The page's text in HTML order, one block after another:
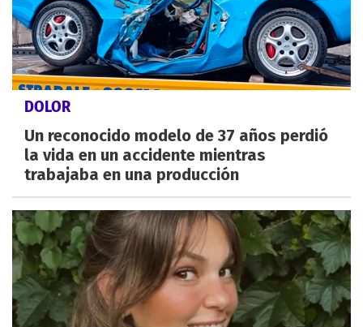
DOLOR
Un reconocido modelo de 37 años perdió
la vida en un accidente mientras
trabajaba en una producción